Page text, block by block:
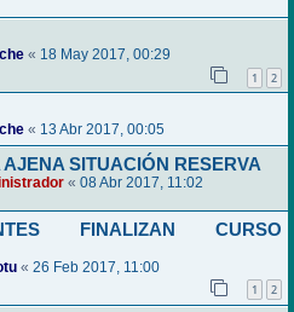
« 18 May 2017, 00:29
1 2
« 13 Abr 2017, 00:05
SITUACIÓN RESERVA
« 08 Abr 2017, 11:02
FINALIZAN CURSO
« 26 Feb 2017, 11:00
1 2